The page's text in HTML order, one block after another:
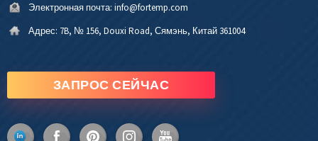
Электронная почта: info@fortemp.com
Адрес: 7B, № 156, Douxi Road, Сямэнь, Китай 361004
ЗАПРОС СЕЙЧАС